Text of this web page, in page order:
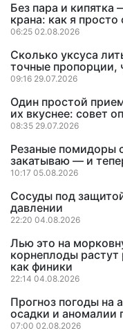
Без пара и
крана: как я
06:25 02.08.2026
Сколько уксуса
точные пропорции,
09:16 29.07.2026
Один простой
их вкуснее: совет
08:35 29.07.2026
Резаные помидоры
закатываю — и
10:17 05.08.2026
Сосуды под
давлении
22:20 04.08.2026
Лью это на
корнеплоды
как финики
22:14 04.08.2026
Прогноз погоды на
осадки и аномалии
07:00 02.08.2026